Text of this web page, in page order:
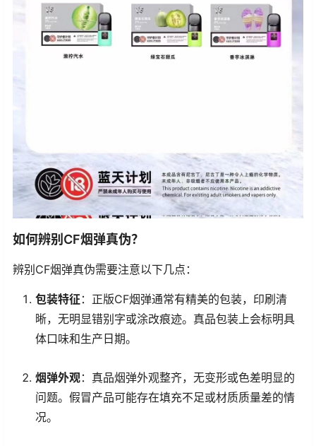
如何辨别CF烟弹真伪？
辨别CF烟弹真伪需要注意以下几点：
包装特征 ：正版CF烟弹通常有精美的包装，印刷清
晰，无明显错别字或涂改痕迹。真品包装上会标明具
体口味和生产日期。
烟弹外观：真品烟弹外观整齐，无变形或色差明显的
问题。假冒产品可能存在填充不足或材质质量差的情
况。